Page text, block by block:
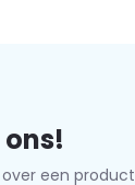
een product